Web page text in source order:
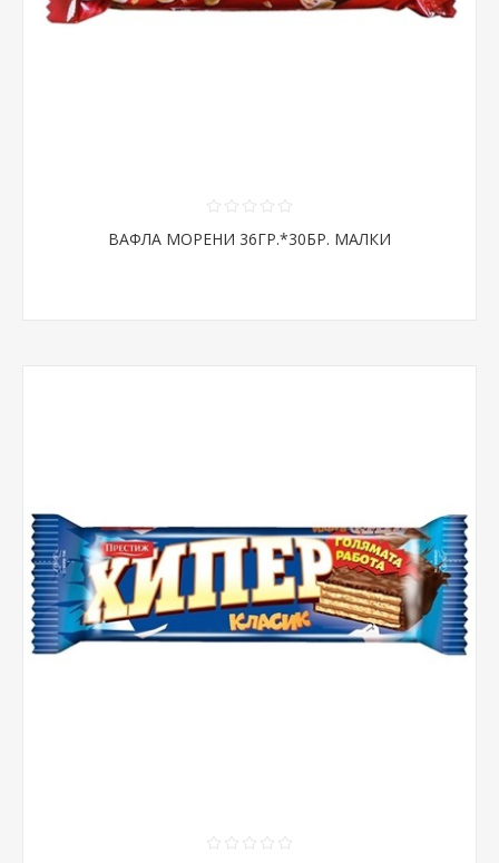
ВАФЛА МОРЕНИ 36ГР.*30БР. МАЛКИ